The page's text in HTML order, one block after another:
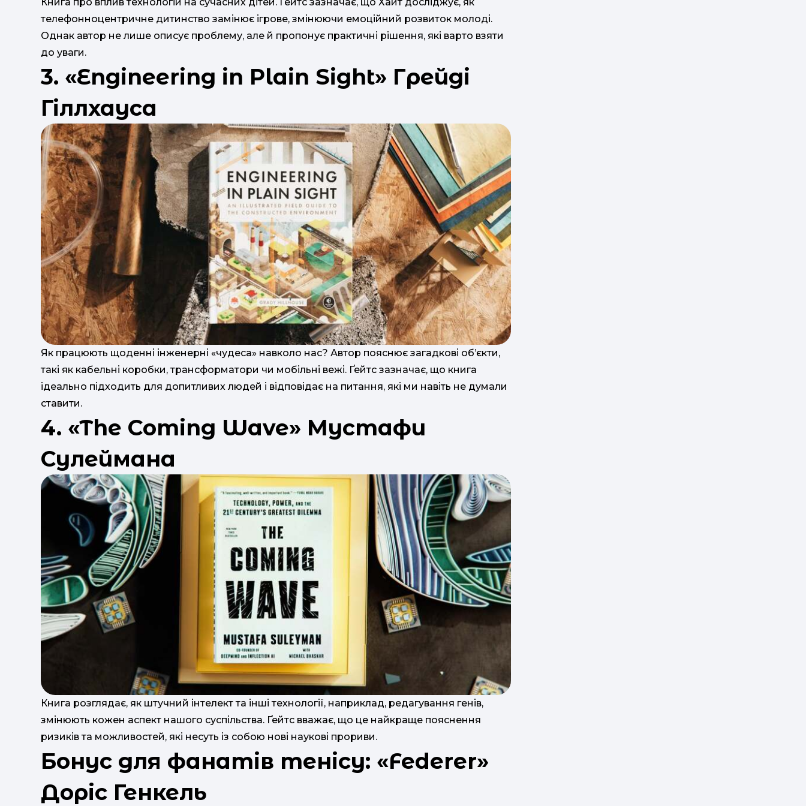
Книга про вплив технологій на сучасних дітей. Ґейтс зазначає, що Хайт досліджує, як
телефонноцентричне дитинство замінює ігрове, змінюючи емоційний розвиток молоді.
Однак автор не лише описує проблему, але й пропонує практичні рішення, які варто взяти
до уваги.
3. «Engineering in Plain Sight» Грейді
Гіллхауса
Як працюють щоденні інженерні «чудеса» навколо нас? Автор пояснює загадкові об’єкти,
такі як кабельні коробки, трансформатори чи мобільні вежі. Ґейтс зазначає, що книга
ідеально підходить для допитливих людей і відповідає на питання, які ми навіть не думали
ставити.
4. «The Coming Wave» Мустафи
Сулеймана
Книга розглядає, як штучний інтелект та інші технології, наприклад, редагування генів,
змінюють кожен аспект нашого суспільства. Ґейтс вважає, що це найкраще пояснення
ризиків та можливостей, які несуть із собою нові наукові прориви.
Бонус для фанатів тенісу: «Federer»
Доріс Генкель